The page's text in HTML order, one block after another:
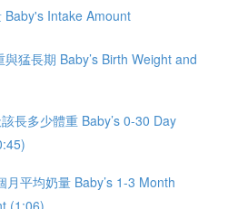
Baby's Intake Amount
猛長期 Baby’s Birth Weight and
長多少體重 Baby’s 0-30 Day
平均奶量 Baby’s 1-3 Month
(1:06)